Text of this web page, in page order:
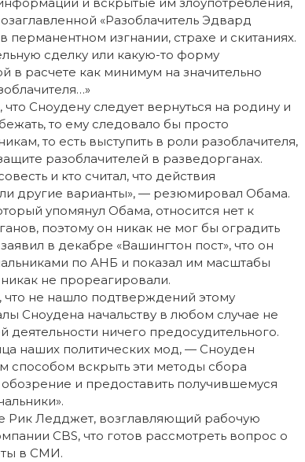
«Разоблачитель Эдвард
изгнании, страхе и скитаниях.
сделку или какую-то форму
в расчете как минимум на значительно
Сноудену следует вернуться на родину и
то ему следовало бы просто
то есть выступить в роли разоблачителя,
разоблачителей в разведорганах.
и кто считал, что действия
другие варианты», — резюмировал Обама.
упомянул Обама, относится нет к
поэтому он никак не мог бы оградить
в декабре «Вашингтон пост», что он
по АНБ и показал им масштабы
не прореагировали.
не нашло подтверждений этому
Сноудена начальству в любом случае не
деятельности ничего предосудительного.
наших политических мод, — Сноуден
способом вскрыть эти методы сбора
и предоставить получившемуся
Рик Ледджет, возглавляющий рабочую
CBS, что готов рассмотреть вопрос о
в СМИ.